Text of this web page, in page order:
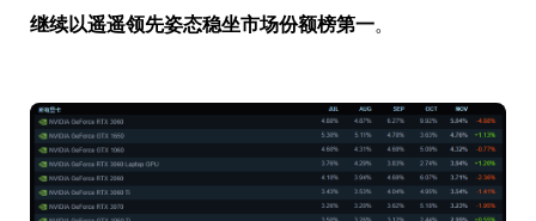
继续以遥遥领先姿态稳坐市场份额榜第一。